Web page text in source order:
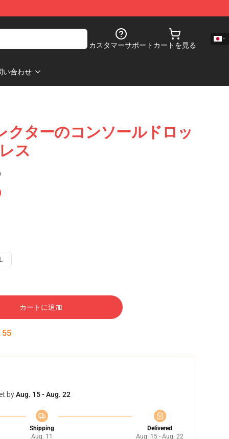
カスタマーサポート カートを見る
い合わせ
クターのコンソールドロッ
ス
カートに追加
54
byAug. 15 - Aug. 22
Shipping
Aug. 11
Delivered
Aug. 15 - Aug. 22